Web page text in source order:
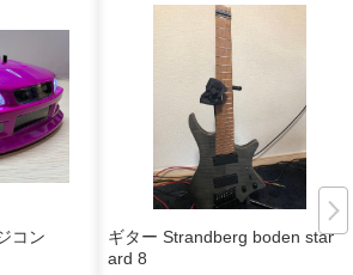
コン
ギター Strandberg boden stand
ard 8